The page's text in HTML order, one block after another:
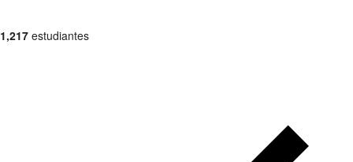
1,217 estudiantes